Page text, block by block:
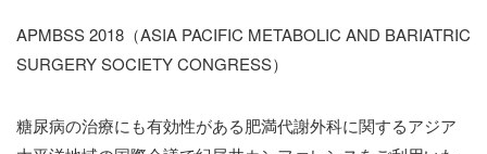
APMBSS 2018（ASIA PACIFIC METABOLIC AND BARIATRIC
SURGERY SOCIETY CONGRESS）
糖尿病の治療にも有効性がある肥満代謝外科に関するアジア